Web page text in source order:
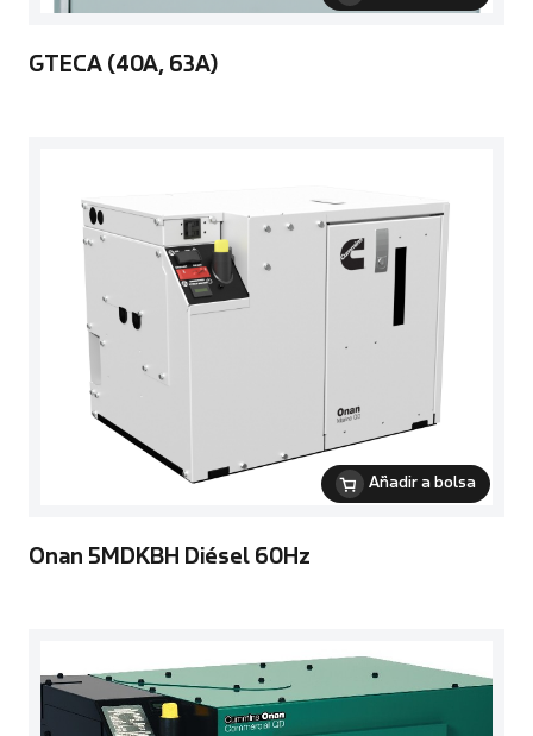
GTECA (40A, 63A)
Añadir a bolsa
Onan 5MDKBH Diésel 60Hz